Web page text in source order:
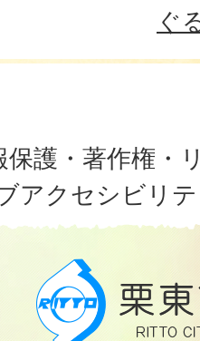
ぐ
保護・著作権・
アクセシビリ